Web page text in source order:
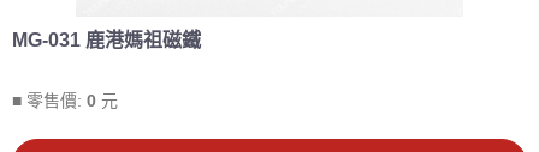
MG-031 鹿港媽祖磁鐵
■ 零售價: 0 元